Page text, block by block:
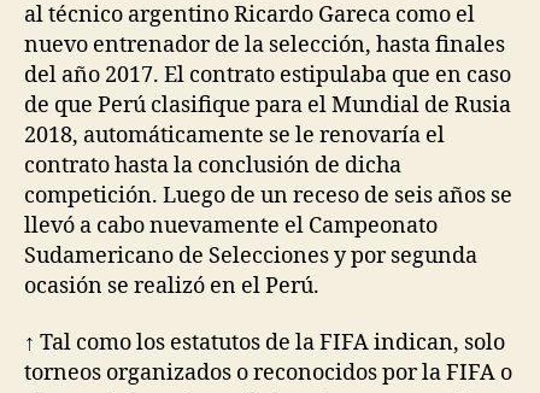
al técnico argentino Ricardo Gareca como el
nuevo entrenador de la selección, hasta finales
del año 2017. El contrato estipulaba que en caso
de que Perú clasifique para el Mundial de Rusia
2018, automáticamente se le renovaría el
contrato hasta la conclusión de dicha
competición. Luego de un receso de seis años se
llevó a cabo nuevamente el Campeonato
Sudamericano de Selecciones y por segunda
ocasión se realizó en el Perú.
↑ Tal como los estatutos de la FIFA indican, solo
torneos organizados o reconocidos por la FIFA o